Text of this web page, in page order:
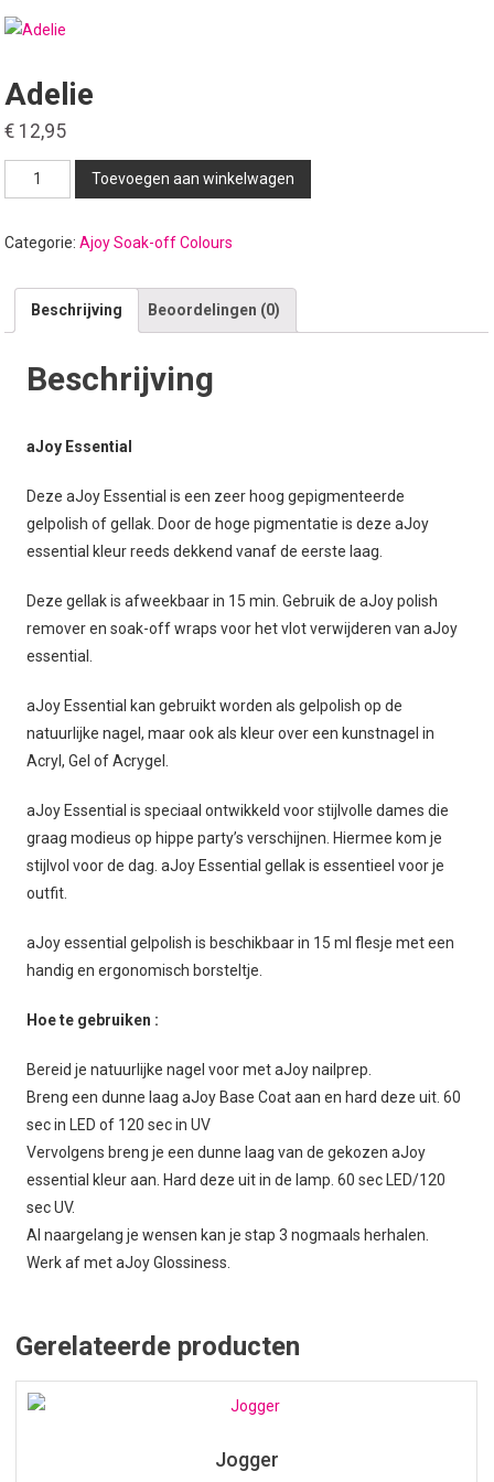
Adelie
€ 12,95
Adelie
aantal
Toevoegen aan winkelwagen
Categorie:Ajoy Soak-off Colours
Beschrijving Beoordelingen (0)
Beschrijving
aJoy Essential
Deze aJoy Essential is een zeer hoog gepigmenteerde
gelpolish of gellak. Door de hoge pigmentatie is deze aJoy
essential kleur reeds dekkend vanaf de eerste laag.
Deze gellak is afweekbaar in 15 min. Gebruik de aJoy polish
remover en soak-off wraps voor het vlot verwijderen van aJoy
essential.
aJoy Essential kan gebruikt worden als gelpolish op de
natuurlijke nagel, maar ook als kleur over een kunstnagel in
Acryl, Gel of Acrygel.
aJoy Essential is speciaal ontwikkeld voor stijlvolle dames die
graag modieus op hippe party’s verschijnen. Hiermee kom je
stijlvol voor de dag. aJoy Essential gellak is essentieel voor je
outfit.
aJoy essential gelpolish is beschikbaar in 15 ml flesje met een
handig en ergonomisch borsteltje.
Hoe te gebruiken :
Bereid je natuurlijke nagel voor met aJoy nailprep.
Breng een dunne laag aJoy Base Coat aan en hard deze uit. 60
sec in LED of 120 sec in UV
Vervolgens breng je een dunne laag van de gekozen aJoy
essential kleur aan. Hard deze uit in de lamp. 60 sec LED/120
sec UV.
Al naargelang je wensen kan je stap 3 nogmaals herhalen.
Werk af met aJoy Glossiness.
Gerelateerde producten
Jogger